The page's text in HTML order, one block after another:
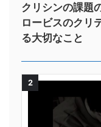
クリシンの課題
ロービスのクリ
る大切なこと
2